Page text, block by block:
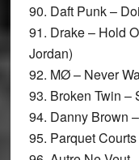
90. Daft Punk –
91. Drake – Hold
Jordan)
92. MØ – Never
93. Broken Twin –
94. Danny Brown
95. Parquet